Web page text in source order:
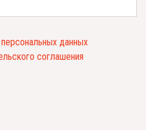
персональных данных
соглашения